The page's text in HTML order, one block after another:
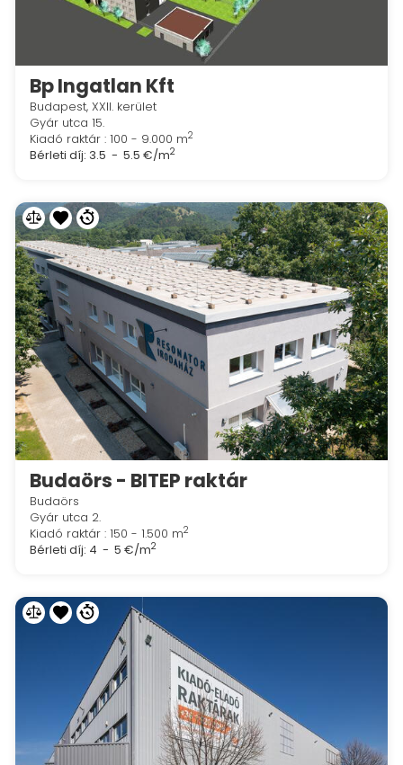
Bp Ingatlan Kft
Budapest, XXII. kerület
Gyár utca 15.
Kiadó raktár : 100 - 9.000 m2
Bérleti díj: 3.5 - 5.5 €/m2
Budaörs - BITEP raktár
Budaörs
Gyár utca 2.
Kiadó raktár : 150 - 1.500 m2
Bérleti díj: 4 - 5 €/m2